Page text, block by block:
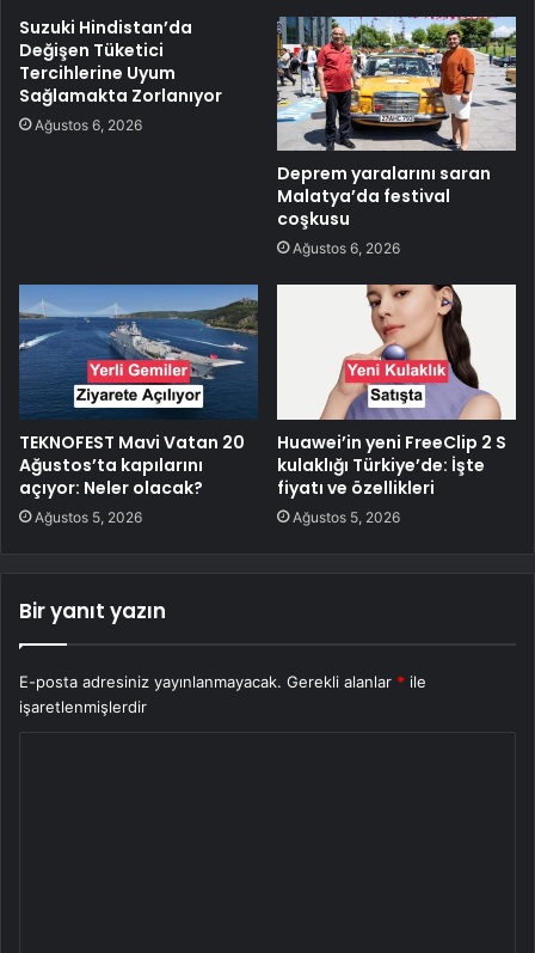
Suzuki Hindistan’da
Değişen Tüketici
Tercihlerine Uyum
Sağlamakta Zorlanıyor
Ağustos 6, 2026
Deprem yaralarını saran
Malatya’da festival
coşkusu
Ağustos 6, 2026
TEKNOFEST Mavi Vatan 20
Ağustos’ta kapılarını
açıyor: Neler olacak?
Ağustos 5, 2026
Huawei’in yeni FreeClip 2 S
kulaklığı Türkiye’de: İşte
fiyatı ve özellikleri
Ağustos 5, 2026
Bir yanıt yazın
E-posta adresiniz yayınlanmayacak. Gerekli alanlar * ile
işaretlenmişlerdir